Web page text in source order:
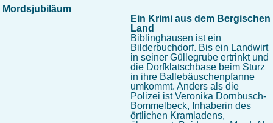
Mordsjubiläum
Ein Krimi aus dem Bergischen
Land
Biblinghausen ist ein
Bilderbuchdorf. Bis ein Landwirt
in seiner Güllegrube ertrinkt und
die Dorfklatschbase beim Sturz
in ihre Ballebäuschenpfanne
umkommt. Anders als die
Polizei ist Veronika Dornbusch-
Bommelbeck, Inhaberin des
örtlichen Kramladens,